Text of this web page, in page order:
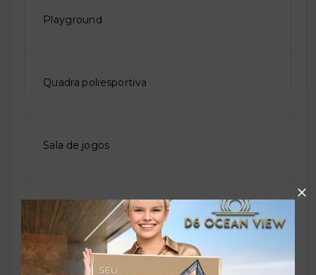
Playground
Quadra poliesportiva
Sala de jogos
Salão de festas
Sauna